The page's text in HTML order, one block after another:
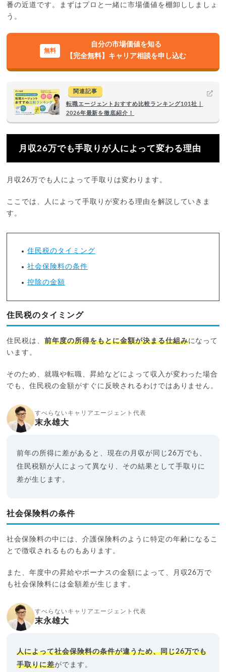
番の近道です。まずはプロと一緒に市場価値を棚卸ししましょ
う。
自分の市場価値を知る
【完全無料】キャリア相談を申し込む
関連記事
転職エージェントおすすめ比較ランキング101社｜
2026年最新を徹底紹介！
月収26万でも手取りが人によって変わる理由
月収26万でも人によって手取りは変わります。
ここでは、人によって手取りが変わる理由を解説していきま
す。
住民税のタイミング
社会保険料の条件
控除の金額
住民税のタイミング
住民税は、前年度の所得をもとに金額が決まる仕組みになって
います。
そのため、就職や転職、昇給などによって収入が変わった場合
でも、住民税の金額がすぐに反映されるわけではありません。
すべらないキャリアエージェント代表
末永雄大
前年の所得に差があると、現在の月収が同じ26万でも、
住民税額が人によって異なり、その結果として手取りに
差が生じます。
社会保険料の条件
社会保険料の中には、介護保険料のように特定の年齢になるこ
とで徴収されるものもあります。
また、年度中の昇給やボーナスの金額によって、月収26万で
も社会保険料には金額差が生じます。
すべらないキャリアエージェント代表
末永雄大
人によって社会保険料の条件が違うため、同じ26万でも
手取りに差がでます。